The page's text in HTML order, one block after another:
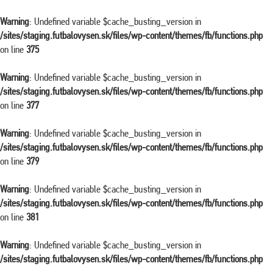
Warning: Undefined variable $cache_busting_version in
/sites/staging.futbalovysen.sk/files/wp-content/themes/fb/functions.php
on line 375
Warning: Undefined variable $cache_busting_version in
/sites/staging.futbalovysen.sk/files/wp-content/themes/fb/functions.php
on line 377
Warning: Undefined variable $cache_busting_version in
/sites/staging.futbalovysen.sk/files/wp-content/themes/fb/functions.php
on line 379
Warning: Undefined variable $cache_busting_version in
/sites/staging.futbalovysen.sk/files/wp-content/themes/fb/functions.php
on line 381
Warning: Undefined variable $cache_busting_version in
/sites/staging.futbalovysen.sk/files/wp-content/themes/fb/functions.php